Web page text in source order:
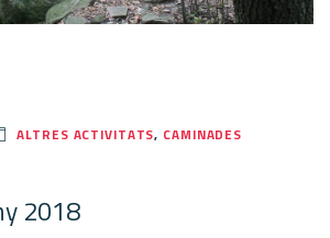
ALTRES ACTIVITATS, CAMINADES
2018